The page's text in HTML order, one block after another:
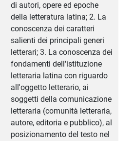
di autori, opere ed epoche
della letteratura latina; 2. La
conoscenza dei caratteri
salienti dei principali generi
letterari; 3. La conoscenza dei
fondamenti dell'istituzione
letteraria latina con riguardo
all'oggetto letterario, ai
soggetti della comunicazione
letteraria (comunità letteraria,
autore, editoria e pubblico), al
posizionamento del testo nel